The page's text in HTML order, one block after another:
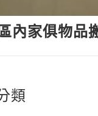
內家俱物品
類